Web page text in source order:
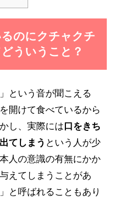
のにクチャクチ
ういうこと？
という音が聞こえる
開けて食べているから
し、実際には口をきち
てしまう という人が少
人の意識の有無にかか
えてしまうことがあ
と呼ばれることもあり